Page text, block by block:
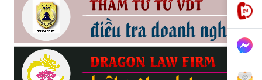
phong,